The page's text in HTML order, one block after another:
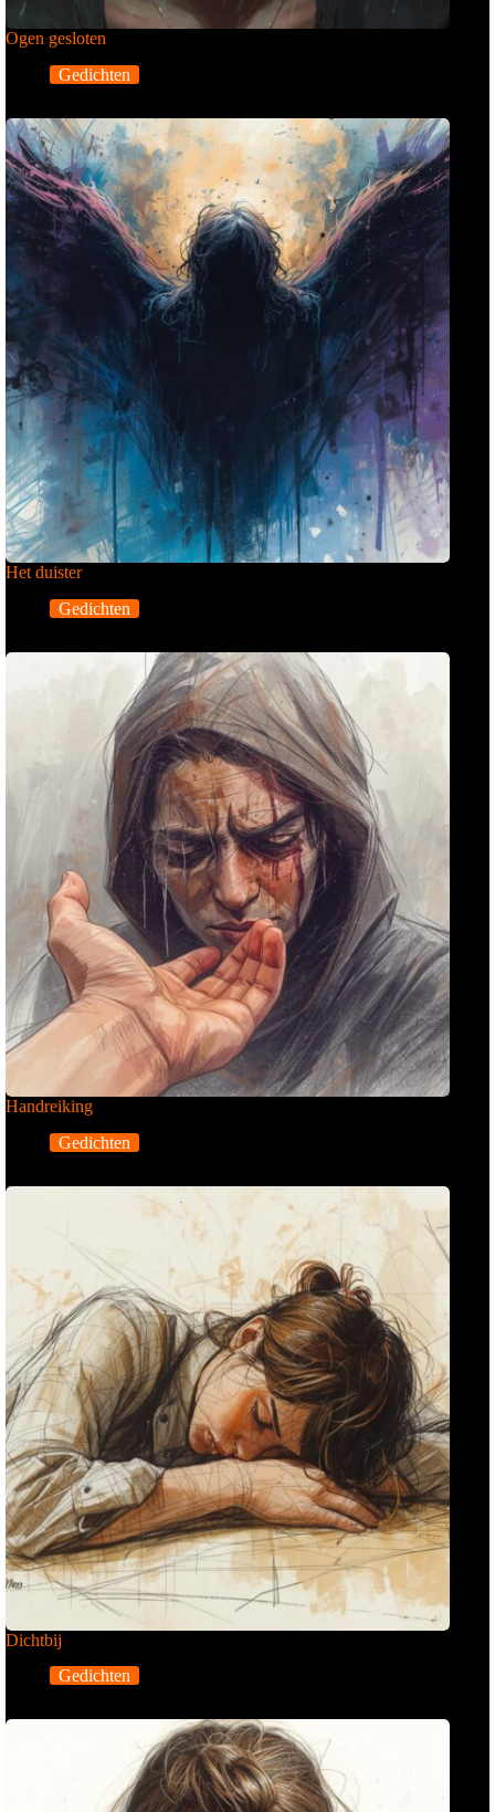
Ogen gesloten
Gedichten
Het duister
Gedichten
Handreiking
Gedichten
Dichtbij
Gedichten